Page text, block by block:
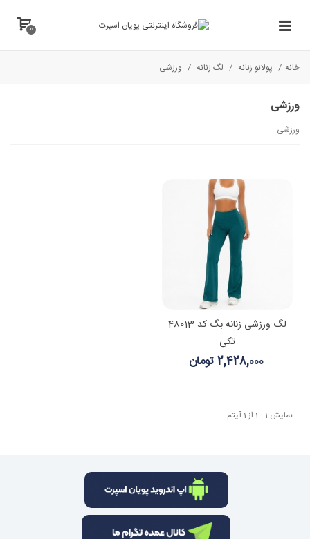
0
خانه / پولانو زنانه / لگ زنانه / ورزشی
ورزشی
ورزشی
لگ ورزشی زنانه بگ کد 48013
تکی
2,428,000 تومان
نمایش 1 - 1 از 1 آیتم